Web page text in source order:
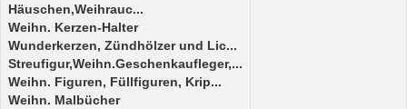
Häuschen,Weihrauc...
Weihn. Kerzen-Halter
Wunderkerzen, Zündhölzer und Lic...
Streufigur,Weihn.Geschenkaufleger,...
Weihn. Figuren, Füllfiguren, Krip...
Weihn. Malbücher